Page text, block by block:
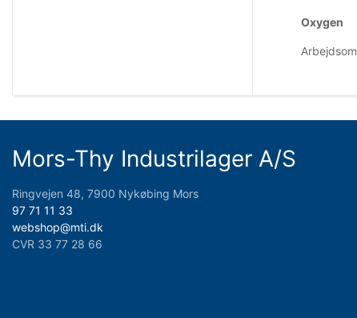
Oxygen
Mors-Thy Industrilager A/S
Ringvejen 48, 7900 Nykøbing Mors
97 71 11 33
webshop@mti.dk
CVR 33 77 28 66